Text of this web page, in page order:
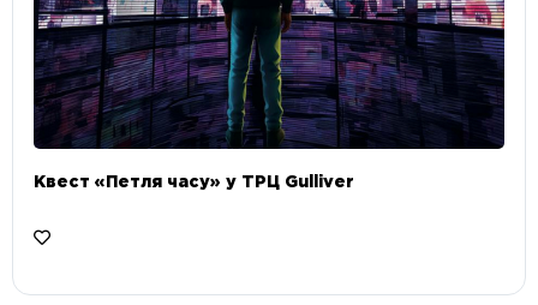
Квест «Петля часу» у ТРЦ Gulliver